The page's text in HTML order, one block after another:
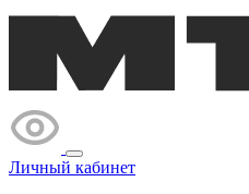
Личный кабинет